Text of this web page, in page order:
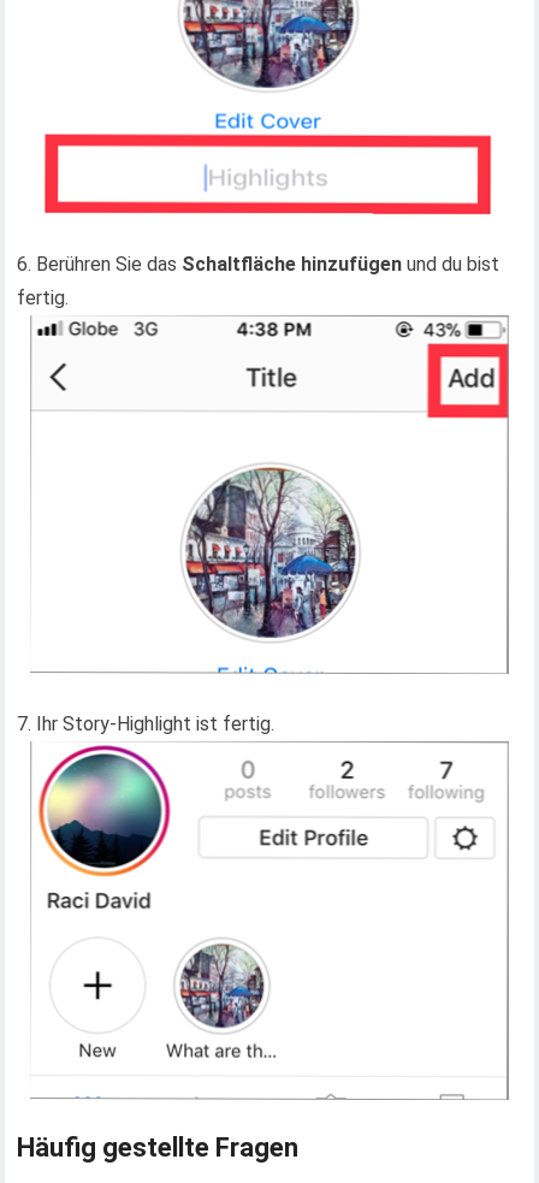
6. Berühren Sie das Schaltfläche hinzufügen und du bist
fertig.
7. Ihr Story-Highlight ist fertig.
Häufig gestellte Fragen